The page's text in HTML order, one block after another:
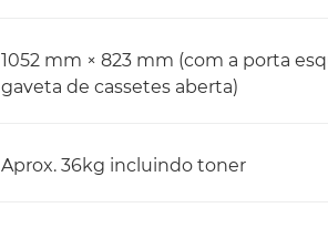
1052 mm × 823 mm (com a porta
gaveta de cassetes aberta)
Aprox. 36kg incluindo toner